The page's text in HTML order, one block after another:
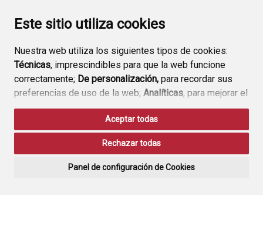
Este sitio utiliza cookies
Nuestra web utiliza los siguientes tipos de cookies:
Técnicas, imprescindibles para que la web funcione
correctamente; De personalización, para recordar sus
preferencias de uso de la web; Analíticas, para mejorar el
funcionamiento de la web y sus servicios.
Si acepta pulsando el botón“Aceptar todas”
consideramos que acepta su uso. Si pulsa el botón
ninguna acción, se guardarán las cookies técnicas
Aceptar todas
Rechazar todas
Panel de configuración de Cookies